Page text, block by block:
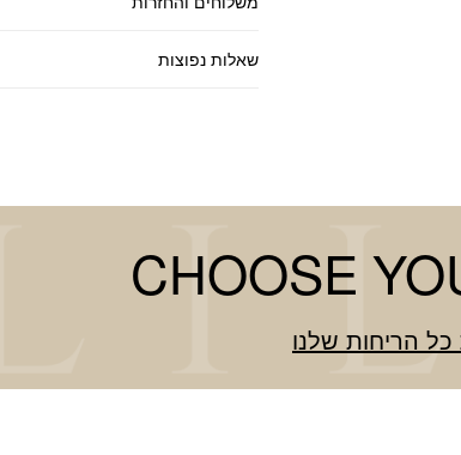
שאלות נפוצות
CHOOSE
כל הריחות שלנו